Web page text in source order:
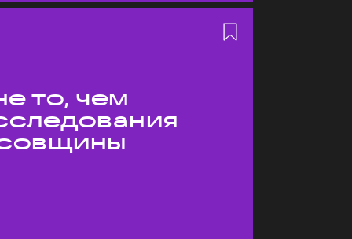
то, чем